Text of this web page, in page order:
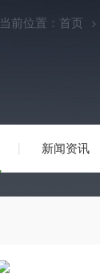
新闻资讯
当前位置： 首页